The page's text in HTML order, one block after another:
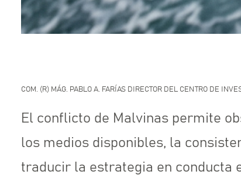
COM. (R) MÁG. PABLO A. FARÍAS DIRECTOR DEL CENTRO DE
El conflicto de Malvinas permite
los medios disponibles, la
traducir la estrategia en conducta